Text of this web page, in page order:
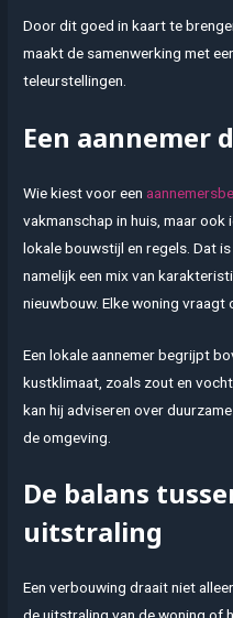
Door dit goed in kaart te
maakt de samenwerking met
teleurstellingen.
Een aannemer
Wie kiest voor een
vakmanschap in huis, maar
lokale bouwstijl en regels. Dat
namelijk een mix van
nieuwbouw. Elke woning vraagt
Een lokale aannemer begrijpt
kustklimaat, zoals zout en
kan hij adviseren over
de omgeving.
De balans
uitstraling
Een verbouwing draait niet